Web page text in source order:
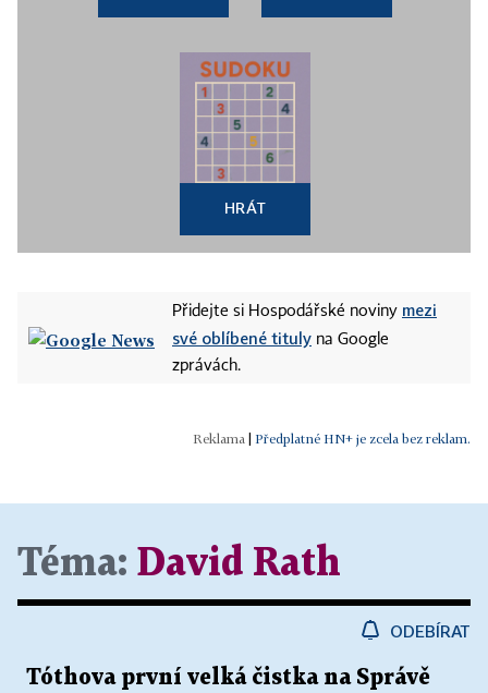
HRÁT
Přidejte si Hospodářské noviny mezi
své oblíbené tituly na Google
zprávách.
Předplatné HN+ je zcela bez reklam.
Téma: David Rath
ODEBÍRAT
Tóthova první velká čistka na Správě